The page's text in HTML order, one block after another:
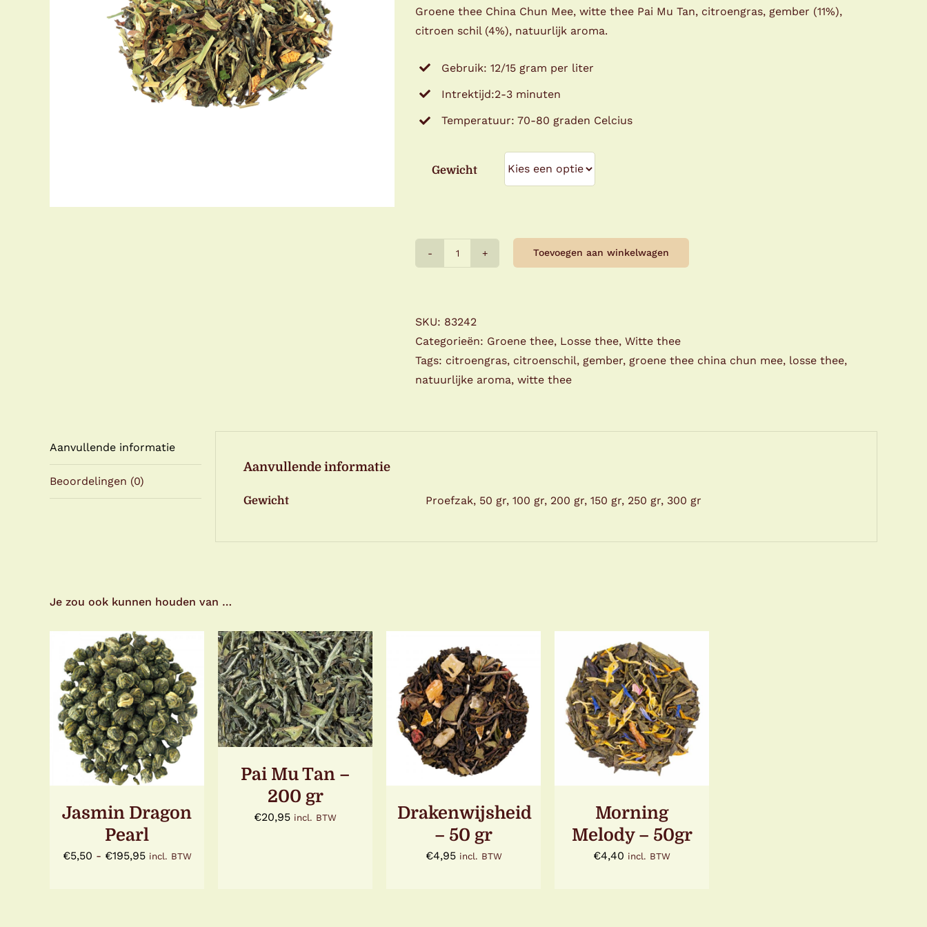
Groene thee China Chun Mee, witte thee Pai Mu Tan, citroengras, gember (11%),
citroen schil (4%), natuurlijk aroma.
Gebruik: 12/15 gram per liter
Intrektijd:2-3 minuten
Temperatuur: 70-80 graden Celcius
Gewicht
Gember
Toevoegen aan winkelwagen
SKU: 83242
Categorieën: Groene thee, Losse thee, Witte thee
Tags: citroengras, citroenschil, gember, groene thee china chun mee, losse thee,
natuurlijke aroma, witte thee
Aanvullende informatie
Beoordelingen (0)
Aanvullende informatie
Gewicht Proefzak, 50 gr, 100 gr, 200 gr, 150 gr, 250 gr, 300 gr
Je zou ook kunnen houden van …
OPTIES SELECTEREN
DIT
PRODUCT
HEEFT
MEERDERE
VARIATIES.
DEZE
KAN
GEKOZEN
WORDEN
DE
/ DETAILS
Jasmin Dragon
Pearl
€5,50 - €195,95Prijsklasse:
incl. BTW
TOEVOEGEN AAN
WINKELWAGEN
/
DETAILS
Pai Mu Tan –
200 gr
€20,95 incl. BTW
TOEVOEGEN AAN
WINKELWAGEN
/
DETAILS
Drakenwijsheid
– 50 gr
€4,95 incl. BTW
TOEVOEGEN AAN
WINKELWAGEN
/
DETAILS
Morning
Melody – 50gr
€4,40 incl. BTW